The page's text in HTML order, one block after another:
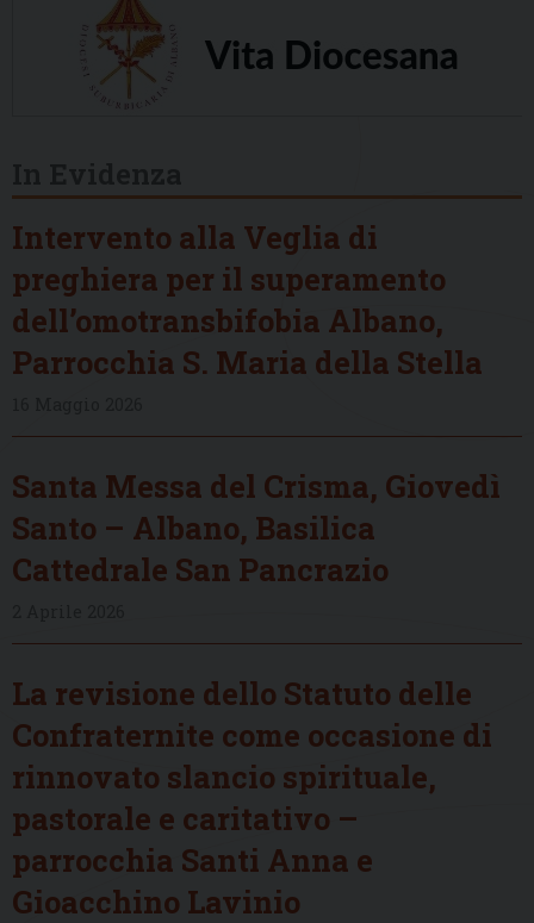
Intervento alla Veglia di
preghiera per il superamento
dell’omotransbifobia Albano,
Parrocchia S. Maria della Stella
Santa Messa del Crisma, Giovedì
Santo – Albano, Basilica
Cattedrale San Pancrazio
La revisione dello Statuto delle
Confraternite come occasione di
rinnovato slancio spirituale,
pastorale e caritativo –
parrocchia Santi Anna e
Gioacchino Lavinio